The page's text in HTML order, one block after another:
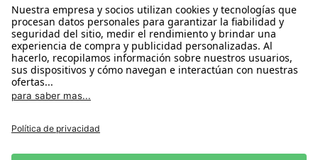
Más tiendas online
España